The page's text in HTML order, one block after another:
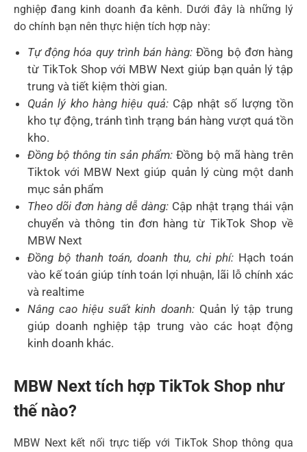
nghiệp đang kinh doanh đa kênh. Dưới đây là những lý
do chính bạn nên thực hiện tích hợp này:
Tự động hóa quy trình bán hàng: Đồng bộ đơn hàng
từ TikTok Shop với MBW Next giúp bạn quản lý tập
trung và tiết kiệm thời gian.
Quản lý kho hàng hiệu quả:Cập nhật số lượng tồn
kho tự động, tránh tình trạng bán hàng vượt quá tồn
kho.
Đồng bộ thông tin sản phẩm: Đồng bộ mã hàng trên
Tiktok với MBW Next giúp quản lý cùng một danh
mục sản phẩm
Theo dõi đơn hàng dễ dàng: Cập nhật trạng thái vận
chuyển và thông tin đơn hàng từ TikTok Shop về
MBW Next
Đồng bộ thanh toán, doanh thu, chi phí:Hạch toán
vào kế toán giúp tính toán lợi nhuận, lãi lỗ chính xác
và realtime
Nâng cao hiệu suất kinh doanh:Quản lý tập trung
giúp doanh nghiệp tập trung vào các hoạt động
kinh doanh khác.
MBW Next tích hợp TikTok Shop như
thế nào?
MBW Next kết nối trực tiếp với TikTok Shop thông qua